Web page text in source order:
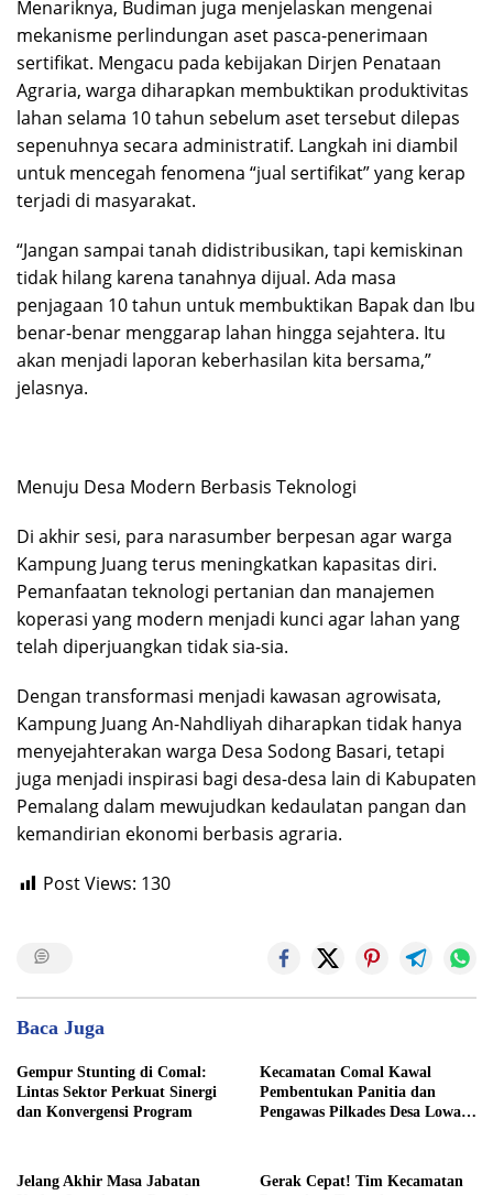
​Menariknya, Budiman juga menjelaskan mengenai
mekanisme perlindungan aset pasca-penerimaan
sertifikat. Mengacu pada kebijakan Dirjen Penataan
Agraria, warga diharapkan membuktikan produktivitas
lahan selama 10 tahun sebelum aset tersebut dilepas
sepenuhnya secara administratif. Langkah ini diambil
untuk mencegah fenomena “jual sertifikat” yang kerap
terjadi di masyarakat.
​“Jangan sampai tanah didistribusikan, tapi kemiskinan
tidak hilang karena tanahnya dijual. Ada masa
penjagaan 10 tahun untuk membuktikan Bapak dan Ibu
benar-benar menggarap lahan hingga sejahtera. Itu
akan menjadi laporan keberhasilan kita bersama,”
jelasnya.
Menuju Desa Modern Berbasis Teknologi
​Di akhir sesi, para narasumber berpesan agar warga
Kampung Juang terus meningkatkan kapasitas diri.
Pemanfaatan teknologi pertanian dan manajemen
koperasi yang modern menjadi kunci agar lahan yang
telah diperjuangkan tidak sia-sia.
​Dengan transformasi menjadi kawasan agrowisata,
Kampung Juang An-Nahdliyah diharapkan tidak hanya
menyejahterakan warga Desa Sodong Basari, tetapi
juga menjadi inspirasi bagi desa-desa lain di Kabupaten
Pemalang dalam mewujudkan kedaulatan pangan dan
kemandirian ekonomi berbasis agraria.
Post Views: 130
Baca Juga
Gempur Stunting di Comal:
Lintas Sektor Perkuat Sinergi
dan Konvergensi Program
Kecamatan Comal Kawal
Pembentukan Panitia dan
Pengawas Pilkades Desa Lowa
Jelang Akhir Masa Jabatan
Gerak Cepat! Tim Kecamatan